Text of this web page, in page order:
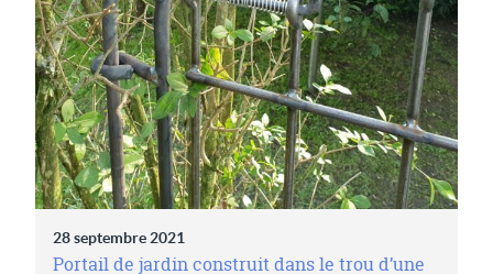
28 septembre 2021
Portail de jardin construit dans le trou d’une